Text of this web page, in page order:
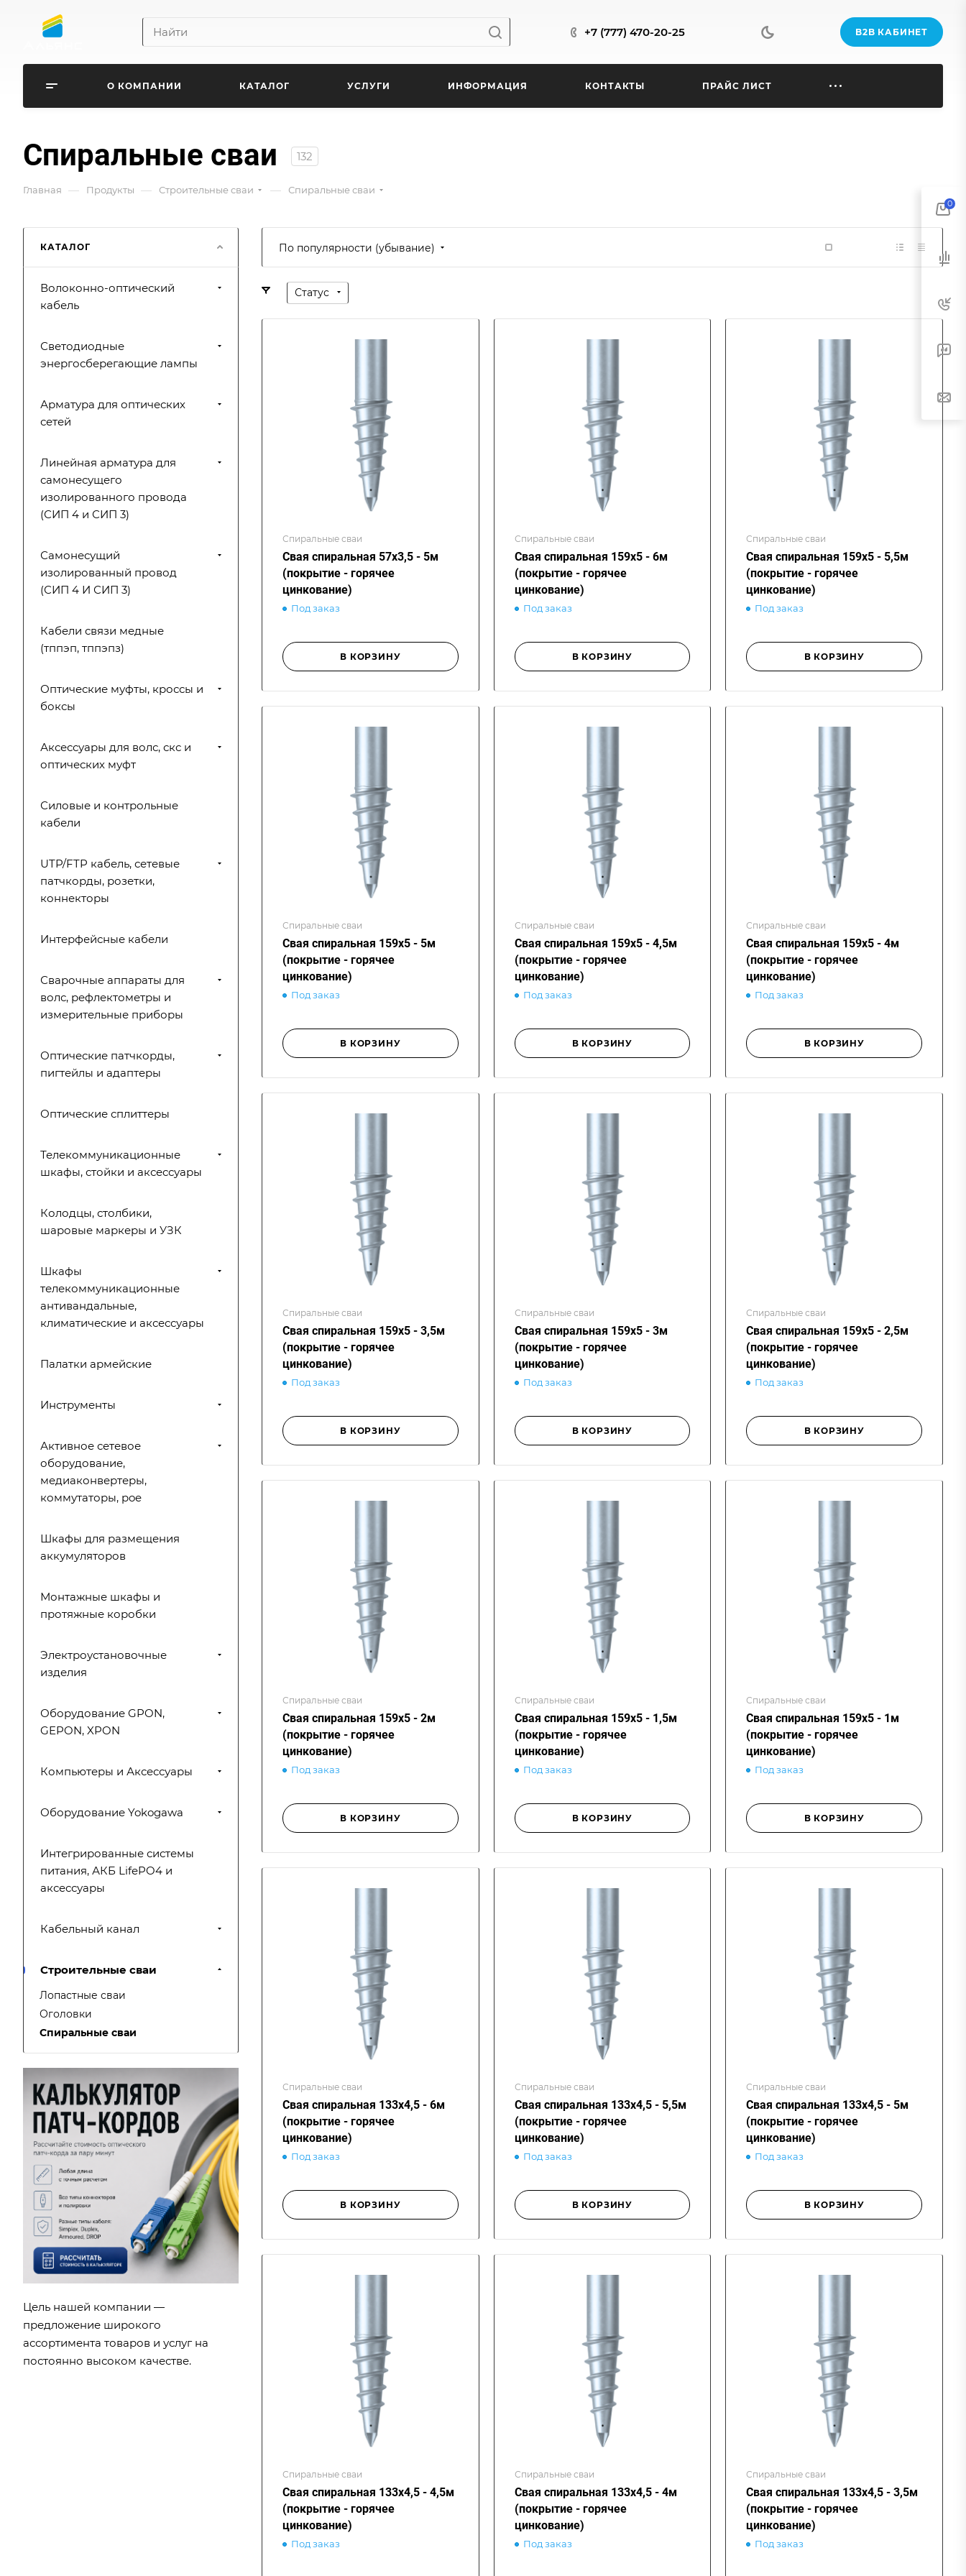
+7 (777) 470-20-25 B2B КАБИНЕТ
О КОМПАНИИ КАТАЛОГ УСЛУГИ ИНФОРМАЦИЯ КОНТАКТЫ ПРАЙС ЛИСТ
Спиральные сваи 132
Главная — Продукты — Строительные сваи — Спиральные сваи
По популярности (убывание)
Статус
Спиральные сваи
Свая спиральная 57х3,5 - 5м
(покрытие - горячее
цинкование)
Под заказ
В КОРЗИНУ
Спиральные сваи
Свая спиральная 159х5 - 6м
(покрытие - горячее
цинкование)
Под заказ
В КОРЗИНУ
Спиральные сваи
Свая спиральная 159х5 - 5,5м
(покрытие - горячее
цинкование)
Под заказ
В КОРЗИНУ
Спиральные сваи
Свая спиральная 159х5 - 5м
(покрытие - горячее
цинкование)
Под заказ
В КОРЗИНУ
Спиральные сваи
Свая спиральная 159х5 - 4,5м
(покрытие - горячее
цинкование)
Под заказ
В КОРЗИНУ
Спиральные сваи
Свая спиральная 159х5 - 4м
(покрытие - горячее
цинкование)
Под заказ
В КОРЗИНУ
Спиральные сваи
Свая спиральная 159х5 - 3,5м
(покрытие - горячее
цинкование)
Под заказ
В КОРЗИНУ
Спиральные сваи
Свая спиральная 159х5 - 3м
(покрытие - горячее
цинкование)
Под заказ
В КОРЗИНУ
Спиральные сваи
Свая спиральная 159х5 - 2,5м
(покрытие - горячее
цинкование)
Под заказ
В КОРЗИНУ
Спиральные сваи
Свая спиральная 159х5 - 2м
(покрытие - горячее
цинкование)
Под заказ
В КОРЗИНУ
Спиральные сваи
Свая спиральная 159х5 - 1,5м
(покрытие - горячее
цинкование)
Под заказ
В КОРЗИНУ
Спиральные сваи
Свая спиральная 159х5 - 1м
(покрытие - горячее
цинкование)
Под заказ
В КОРЗИНУ
Спиральные сваи
Свая спиральная 133х4,5 - 6м
(покрытие - горячее
цинкование)
Под заказ
В КОРЗИНУ
Спиральные сваи
Свая спиральная 133х4,5 - 5,5м
(покрытие - горячее
цинкование)
Под заказ
В КОРЗИНУ
Спиральные сваи
Свая спиральная 133х4,5 - 5м
(покрытие - горячее
цинкование)
Под заказ
В КОРЗИНУ
Спиральные сваи
Свая спиральная 133х4,5 - 4,5м
(покрытие - горячее
цинкование)
Под заказ
Спиральные сваи
Свая спиральная 133х4,5 - 4м
(покрытие - горячее
цинкование)
Под заказ
Спиральные сваи
Свая спиральная 133х4,5 - 3,5м
(покрытие - горячее
цинкование)
Под заказ
КАТАЛОГ
Волоконно-оптический
кабель
Светодиодные
энергосберегающие лампы
Арматура для оптических
сетей
Линейная арматура для
самонесущего
изолированного провода
(СИП 4 и СИП 3)
Самонесущий
изолированный провод
(СИП 4 И СИП 3)
Кабели связи медные
(тппэп, тппэпз)
Оптические муфты, кроссы и
боксы
Аксессуары для волс, скс и
оптических муфт
Силовые и контрольные
кабели
UTP/FTP кабель, сетевые
патчкорды, розетки,
коннекторы
Интерфейсные кабели
Сварочные аппараты для
волс, рефлектометры и
измерительные приборы
Оптические патчкорды,
пигтейлы и адаптеры
Оптические сплиттеры
Телекоммуникационные
шкафы, стойки и аксессуары
Колодцы, столбики,
шаровые маркеры и УЗК
Шкафы
телекоммуникационные
антивандальные,
климатические и аксессуары
Палатки армейские
Инструменты
Активное сетевое
оборудование,
медиаконвертеры,
коммутаторы, poe
Шкафы для размещения
аккумуляторов
Монтажные шкафы и
протяжные коробки
Электроустановочные
изделия
Оборудование GPON,
GEPON, XPON
Компьютеры и Аксессуары
Оборудование Yokogawa
Интегрированные системы
питания, АКБ LifePO4 и
аксессуары
Кабельный канал
Строительные сваи
Лопастные сваи
Оголовки
Спиральные сваи
Цель нашей компании —
предложение широкого
ассортимента товаров и услуг на
постоянно высоком качестве.
0